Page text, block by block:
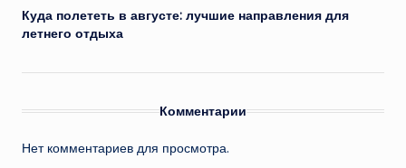
Куда полететь в августе: лучшие направления для
летнего отдыха
Комментарии
Нет комментариев для просмотра.